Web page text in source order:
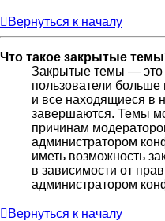
Вернуться к началу
Что такое закрытые
Закрытые темы — это
пользователи больше
и все находящиеся в
завершаются. Темы
причинам
администратором
иметь возможность
в зависимости от
администратором
Вернуться к началу